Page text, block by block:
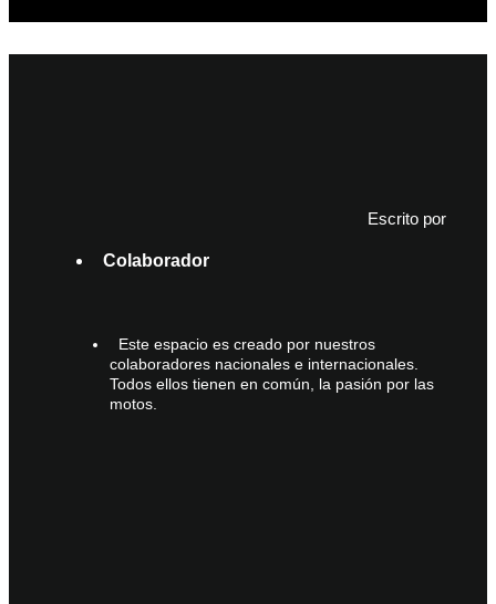
Escrito por
Colaborador
Este espacio es creado por nuestros
colaboradores nacionales e internacionales.
Todos ellos tienen en común, la pasión por las
motos.